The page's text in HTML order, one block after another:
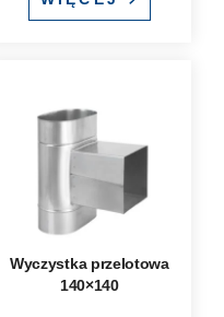
Wyczystka przelotowa
140×140